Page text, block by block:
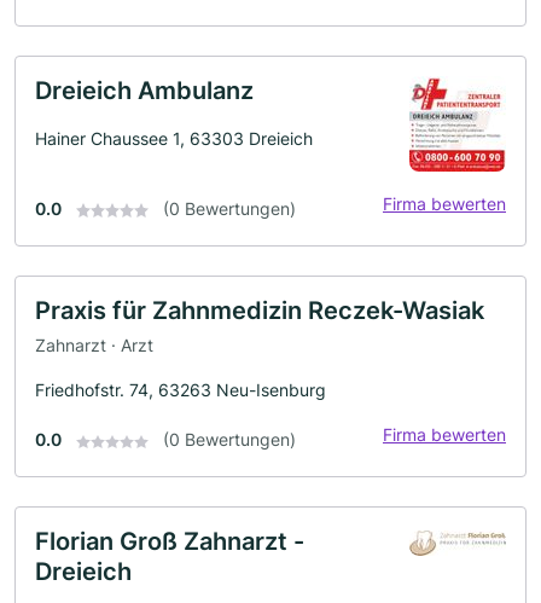
Dreieich Ambulanz
Hainer Chaussee 1, 63303 Dreieich
0.0 (0 Bewertungen) Firma bewerten
Praxis für Zahnmedizin Reczek-Wasiak
Zahnarzt · Arzt
Friedhofstr. 74, 63263 Neu-Isenburg
0.0 (0 Bewertungen) Firma bewerten
Florian Groß Zahnarzt -
Dreieich